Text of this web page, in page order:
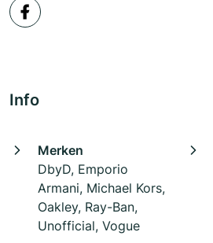
Info
Merken
DbyD, Emporio
Armani, Michael Kors,
Oakley, Ray-Ban,
Unofficial, Vogue